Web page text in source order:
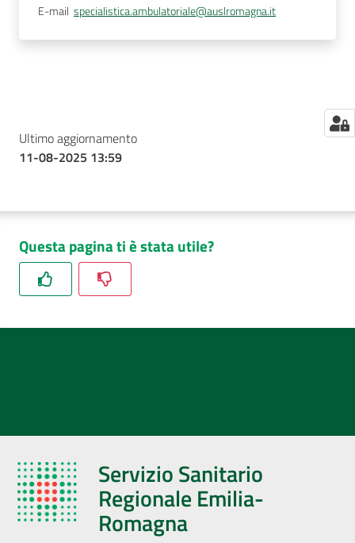
E-mail specialistica.ambulatoriale@auslromagna.it
Ultimo aggiornamento
11-08-2025 13:59
Questa pagina ti è stata utile?
Servizio Sanitario
Regionale Emilia-
Romagna